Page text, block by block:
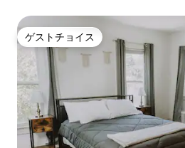
ゲストチョイス
ゲストチョイス